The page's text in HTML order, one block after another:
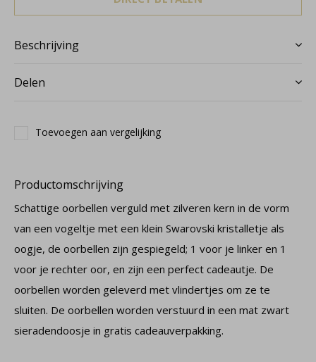
Beschrijving
Delen
Toevoegen aan vergelijking
Productomschrijving
Schattige oorbellen verguld met zilveren kern in de vorm
van een vogeltje met een klein Swarovski kristalletje als
oogje, de oorbellen zijn gespiegeld; 1 voor je linker en 1
voor je rechter oor, en zijn een perfect cadeautje. De
oorbellen worden geleverd met vlindertjes om ze te
sluiten. De oorbellen worden verstuurd in een mat zwart
sieradendoosje in gratis cadeauverpakking.